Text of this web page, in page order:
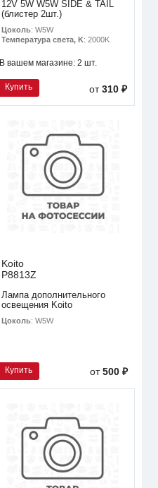
12V 5W W5W SIDE & TAIL
(блистер 2шт.)
Цоколь: W5W
Температура света, K: 2000K
В вашем магазине: 2 шт.
Купить от310 ₽
Koito
P8813Z
Лампа дополнительного
освещения Koito
Цоколь: W5W
Купить от500 ₽